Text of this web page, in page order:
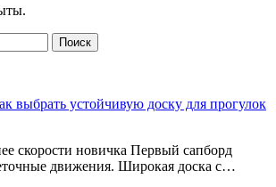
выбрать устойчивую доску для прогулок
скорости новичка Первый сапборд
движения. Широкая доска с…